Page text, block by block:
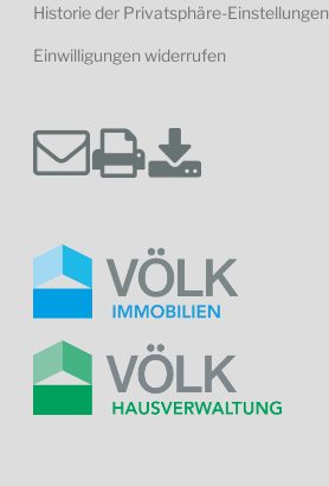
Historie der Privatsphäre-Einstellungen
Einwilligungen widerrufen